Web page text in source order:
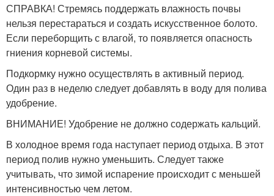
СПРАВКА! Стремясь поддержать влажность почвы
нельзя перестараться и создать искусственное болото.
Если переборщить с влагой, то появляется опасность
гниения корневой системы.
Подкормку нужно осуществлять в активный период.
Один раз в неделю следует добавлять в воду для полива
удобрение.
ВНИМАНИЕ! Удобрение не должно содержать кальций.
В холодное время года наступает период отдыха. В этот
период полив нужно уменьшить. Следует также
учитывать, что зимой испарение происходит с меньшей
интенсивностью чем летом.